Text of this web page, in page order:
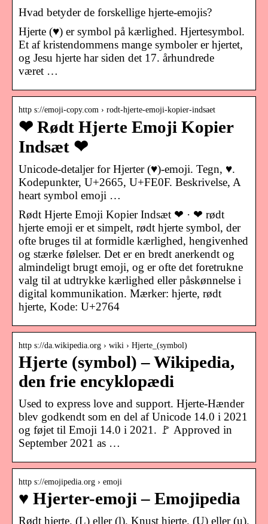
Hvad betyder de forskellige hjerte-emojis?
Hjerte (♥) er symbol på kærlighed. Hjertesymbol.
Et af kristendommens mange symboler er hjertet,
og Jesu hjerte har siden det 17. århundrede
været …
http s://emoji-copy.com › rodt-hjerte-emoji-kopier-indsaet
❤ Rødt Hjerte Emoji Kopier
Indsæt ❤
Unicode-detaljer for Hjerter (♥️)-emoji. Tegn, ♥️.
Kodepunkter, U+2665, U+FE0F. Beskrivelse, A
heart symbol emoji …
Rødt Hjerte Emoji Kopier Indsæt ❤ · ❤ rødt
hjerte emoji er et simpelt, rødt hjerte symbol, der
ofte bruges til at formidle kærlighed, hengivenhed
og stærke følelser. Det er en bredt anerkendt og
almindeligt brugt emoji, og er ofte det foretrukne
valg til at udtrykke kærlighed eller påskønnelse i
digital kommunikation. Mærker: hjerte, rødt
hjerte, Kode: U+2764
http s://da.wikipedia.org › wiki › Hjerte_(symbol)
Hjerte (symbol) – Wikipedia,
den frie encyklopædi
Used to express love and support. Hjerte-Hænder
blev godkendt som en del af Unicode 14.0 i 2021
og føjet til Emoji 14.0 i 2021. 🚩 Approved in
September 2021 as …
http s://emojipedia.org › emoji
♥️ Hjerter-emoji – Emojipedia
Rødt hjerte. (L) eller (l). Knust hjerte. (U) eller (u).